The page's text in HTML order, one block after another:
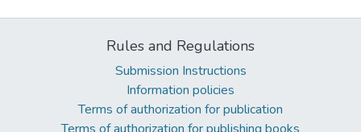
Rules and Regulations
Submission Instructions
Information policies
Terms of authorization for publication